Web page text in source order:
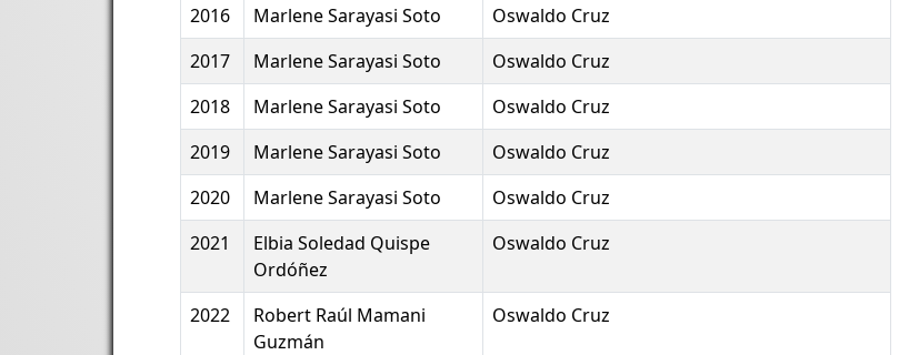
2016
Marlene Sarayasi Soto
Oswaldo Cruz
2017
Marlene Sarayasi Soto
Oswaldo Cruz
2018
Marlene Sarayasi Soto
Oswaldo Cruz
2019
Marlene Sarayasi Soto
Oswaldo Cruz
2020
Marlene Sarayasi Soto
Oswaldo Cruz
2021
Elbia Soledad Quispe
Ordóñez
Oswaldo Cruz
2022
Robert Raúl Mamani
Guzmán
Oswaldo Cruz